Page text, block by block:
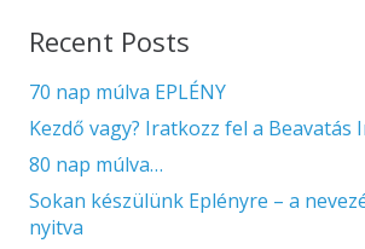
Recent Posts
70 nap múlva EPLÉNY
Kezdő vagy? Iratkozz fel a Beavatás
80 nap múlva…
Sokan készülünk Eplényre – a
nyitva